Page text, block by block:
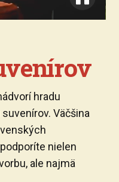
hradu
Väčšina
nielen
ale najmä